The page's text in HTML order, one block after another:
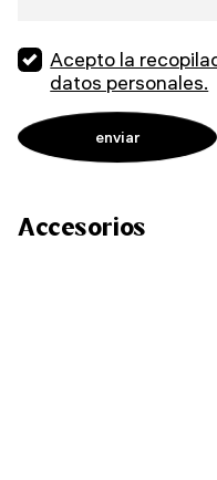
Acepto la
datos personales.
Accesorios